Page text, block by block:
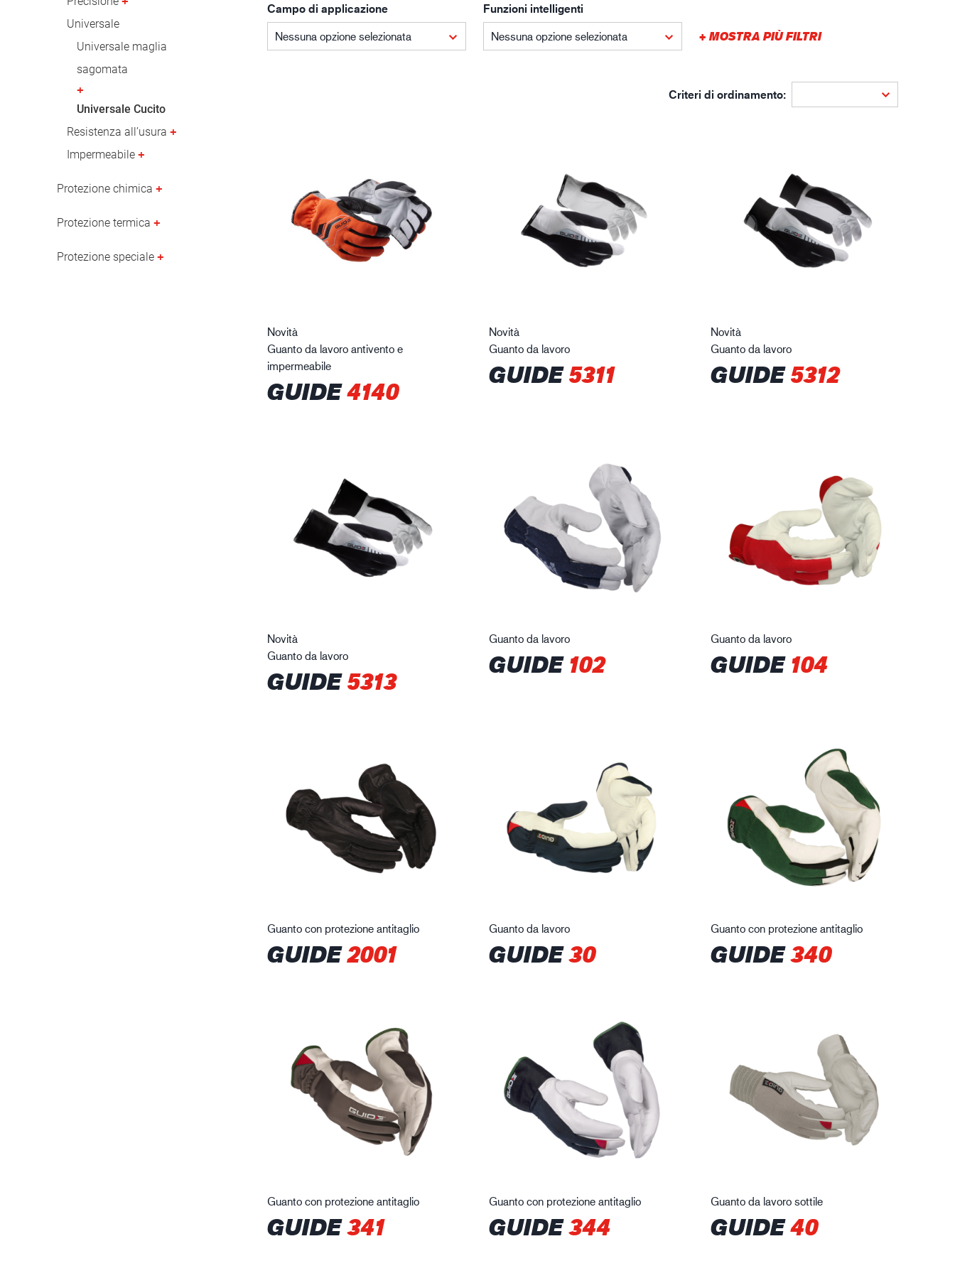
Industria petrolifera Edilizia e costruzioni
Universale
Universale maglia
sagomata
Universale Cucito
Resistenza all’usura
Impermeabile
Protezione chimica
Protezione termica
Protezione speciale
Campo di applicazione
Nessuna opzione selezionata
Funzioni intelligenti
Nessuna opzione selezionata + MOSTRA PIÙ FILTRI
Criteri di ordinamento:
Novità
Guanto da lavoro antivento e
impermeabile
GUIDE4140
Novità
Guanto da lavoro
GUIDE5311
Novità
Guanto da lavoro
GUIDE5312
Novità
Guanto da lavoro
GUIDE5313
Guanto da lavoro
GUIDE102
Guanto da lavoro
GUIDE104
Guanto con protezione antitaglio
GUIDE2001
Guanto da lavoro
GUIDE30
Guanto con protezione antitaglio
GUIDE340
Guanto con protezione antitaglio
GUIDE341
Guanto con protezione antitaglio
GUIDE344
Guanto da lavoro sottile
GUIDE40